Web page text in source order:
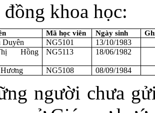
khoa học:
Mã học viên Ngày sinh
NG5101
13/10/1983
Hồng
NG5113 18/06/1982
NG5108 08/09/1984
người chưa